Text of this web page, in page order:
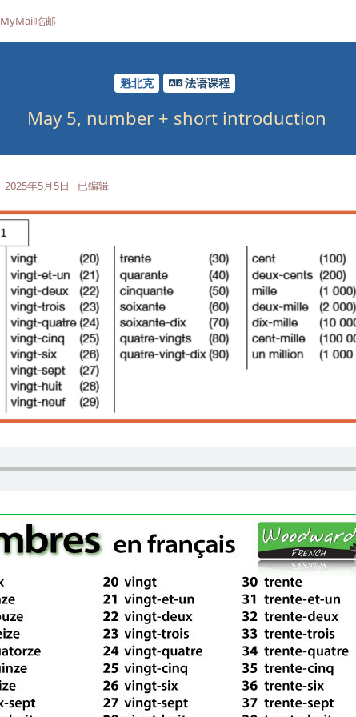
MyMail临邮
魁北克 法语课程
May 5, number + short introduction
2025年5月5日 已编辑